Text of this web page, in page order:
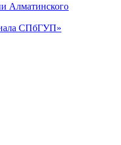
Алматинского
СПбГУП»